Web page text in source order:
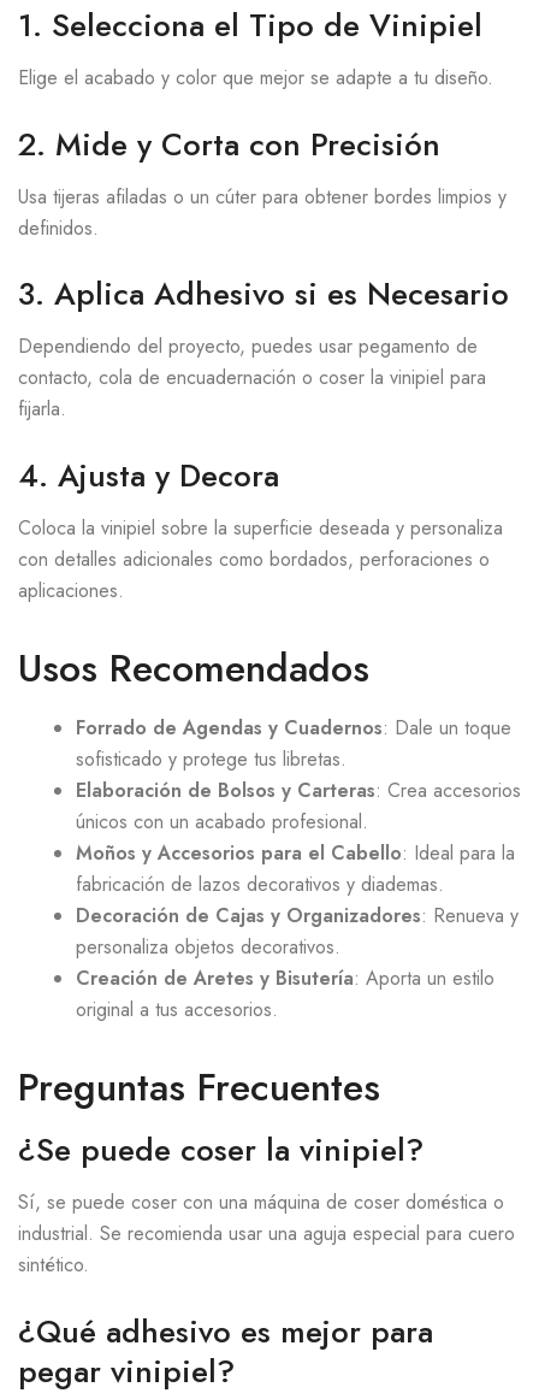
1. Selecciona el Tipo de Vinipiel
Elige el acabado y color que mejor se adapte a tu diseño.
2. Mide y Corta con Precisión
Usa tijeras afiladas o un cúter para obtener bordes limpios y
definidos.
3. Aplica Adhesivo si es Necesario
Dependiendo del proyecto, puedes usar pegamento de
contacto, cola de encuadernación o coser la vinipiel para
fijarla.
4. Ajusta y Decora
Coloca la vinipiel sobre la superficie deseada y personaliza
con detalles adicionales como bordados, perforaciones o
aplicaciones.
Usos Recomendados
Forrado de Agendas y Cuadernos: Dale un toque
sofisticado y protege tus libretas.
Elaboración de Bolsos y Carteras: Crea accesorios
únicos con un acabado profesional.
Moños y Accesorios para el Cabello: Ideal para la
fabricación de lazos decorativos y diademas.
Decoración de Cajas y Organizadores: Renueva y
personaliza objetos decorativos.
Creación de Aretes y Bisutería: Aporta un estilo
original a tus accesorios.
Preguntas Frecuentes
¿Se puede coser la vinipiel?
Sí, se puede coser con una máquina de coser doméstica o
industrial. Se recomienda usar una aguja especial para cuero
sintético.
¿Qué adhesivo es mejor para
pegar vinipiel?